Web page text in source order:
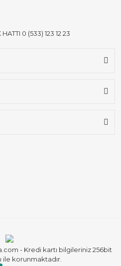
HATTI 0 (533) 123 12 23
- Kredi kartı bilgileriniz 256bit
ile korunmaktadır.